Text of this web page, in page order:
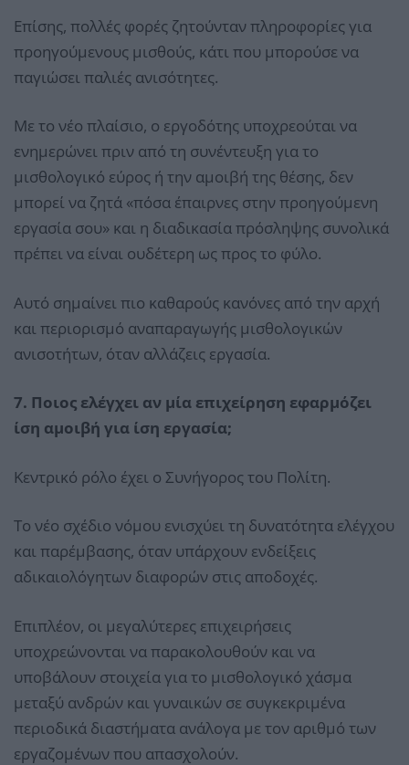
Επίσης, πολλές φορές ζητούνταν πληροφορίες για
προηγούμενους μισθούς, κάτι που μπορούσε να
παγιώσει παλιές ανισότητες.
Με το νέο πλαίσιο, ο εργοδότης υποχρεούται να
ενημερώνει πριν από τη συνέντευξη για το
μισθολογικό εύρος ή την αμοιβή της θέσης, δεν
μπορεί να ζητά «πόσα έπαιρνες στην προηγούμενη
εργασία σου» και η διαδικασία πρόσληψης συνολικά
πρέπει να είναι ουδέτερη ως προς το φύλο.
Αυτό σημαίνει πιο καθαρούς κανόνες από την αρχή
και περιορισμό αναπαραγωγής μισθολογικών
ανισοτήτων, όταν αλλάζεις εργασία.
7. Ποιος ελέγχει αν μία επιχείρηση εφαρμόζει
ίση αμοιβή για ίση εργασία;
Κεντρικό ρόλο έχει ο Συνήγορος του Πολίτη.
Το νέο σχέδιο νόμου ενισχύει τη δυνατότητα ελέγχου
και παρέμβασης, όταν υπάρχουν ενδείξεις
αδικαιολόγητων διαφορών στις αποδοχές.
Επιπλέον, οι μεγαλύτερες επιχειρήσεις
υποχρεώνονται να παρακολουθούν και να
υποβάλουν στοιχεία για το μισθολογικό χάσμα
μεταξύ ανδρών και γυναικών σε συγκεκριμένα
περιοδικά διαστήματα ανάλογα με τον αριθμό των
εργαζομένων που απασχολούν.